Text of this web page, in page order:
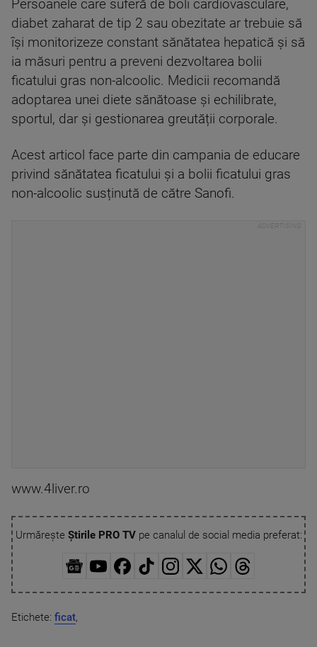
Persoanele care suferă de boli cardiovasculare,
diabet zaharat de tip 2 sau obezitate ar trebuie să
își monitorizeze constant sănătatea hepatică și să
ia măsuri pentru a preveni dezvoltarea bolii
ficatului gras non-alcoolic. Medicii recomandă
adoptarea unei diete sănătoase și echilibrate,
sportul, dar și gestionarea greutății corporale.
Acest articol face parte din campania de educare
privind sănătatea ficatului și a bolii ficatului gras
non-alcoolic susținută de către Sanofi.
www.4liver.ro
Urmărește Știrile PRO TVpe canalul de social media preferat:
Etichete: ficat,